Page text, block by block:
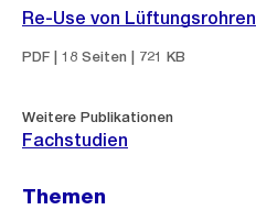
Re-Use von Lüftungsrohren
PDF | 18 Seiten | 721 KB
Weitere Publikationen
Fachstudien
Themen